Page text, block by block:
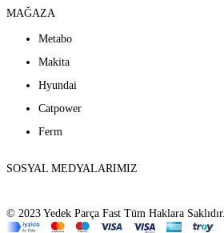
MAĞAZA
Metabo
Makita
Hyundai
Catpower
Ferm
SOSYAL MEDYALARIMIZ
© 2023 Yedek Parça Fast Tüm Haklara Saklıdır.